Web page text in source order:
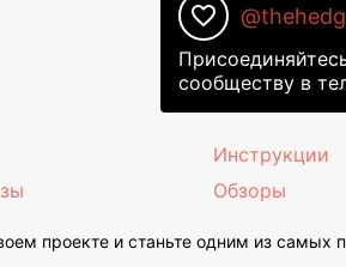
favorite_border
сообществу в
Инструкции
Обзоры
проекте и станьте одним из самых